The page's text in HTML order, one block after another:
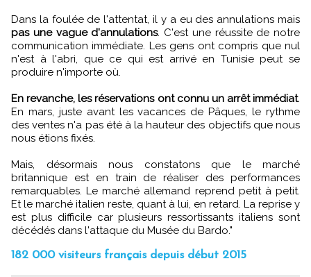
Dans la foulée de l'attentat, il y a eu des annulations mais
pas une vague d'annulations. C'est une réussite de notre
communication immédiate. Les gens ont compris que nul
n'est à l'abri, que ce qui est arrivé en Tunisie peut se
produire n'importe où.
En revanche, les réservations ont connu un arrêt immédiat.
En mars, juste avant les vacances de Pâques, le rythme
des ventes n'a pas été à la hauteur des objectifs que nous
nous étions fixés.
Mais, désormais nous constatons que le marché
britannique est en train de réaliser des performances
remarquables. Le marché allemand reprend petit à petit.
Et le marché italien reste, quant à lui, en retard. La reprise y
est plus difficile car plusieurs ressortissants italiens sont
décédés dans l'attaque du Musée du Bardo."
182 000 visiteurs français depuis début 2015